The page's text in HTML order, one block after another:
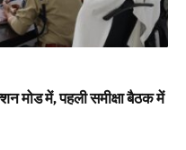
मोड में, पहली समीक्षा बैठक में